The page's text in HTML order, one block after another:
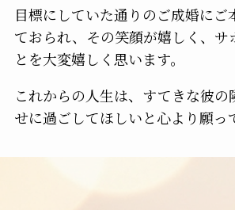
目標にしていた通りのご成婚にご
ておられ、その笑顔が嬉しく、サ
とを大変嬉しく思います。
これからの人生は、すてきな彼の
せに過ごしてほしいと心より願っ